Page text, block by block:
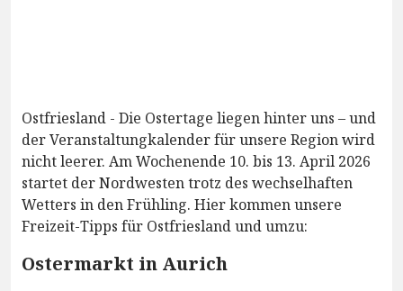
Ostfriesland - Die Ostertage liegen hinter uns – und
der Veranstaltungkalender für unsere Region wird
nicht leerer. Am Wochenende 10. bis 13. April 2026
startet der Nordwesten trotz des wechselhaften
Wetters in den Frühling. Hier kommen unsere
Freizeit-Tipps für Ostfriesland und umzu:
Ostermarkt in Aurich